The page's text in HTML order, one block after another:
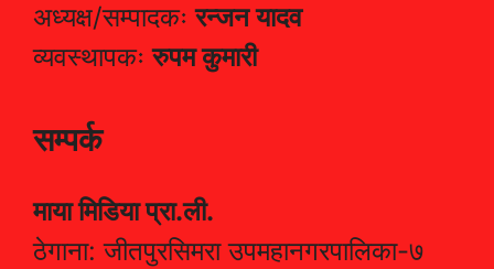
अध्यक्ष/सम्पादकःरन्जन यादव
व्यवस्थापकःरुपम कुमारी
सम्पर्क
माया मिडिया प्रा.ली.
ठेगाना: जीतपुरसिमरा उपमहानगरपालिका-७